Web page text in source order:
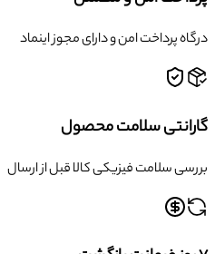
درگاه پرداخت امن و دارای مجوز اینماد
گارانتی سلامت محصول
بررسی سلامت فیزیکی کالا قبل از ارسال